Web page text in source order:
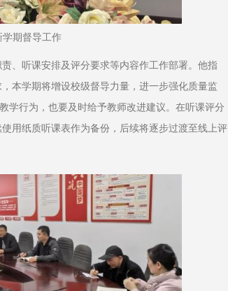
期督导工作
、听课安排及评分要求等内容作工作部署。他指
本学期将增设校级督导力量，进一步强化质量监
学行为，也要及时给予教师改进建议。在听课评分
用纸质听课表作为备份，后续将逐步过渡至线上评